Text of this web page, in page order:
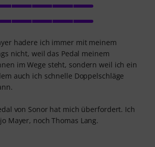
hadere ich immer mit meinem
nicht, weil das Pedal meinem
im Wege steht, sondern weil ich ein
auch ich schnelle Doppelschläge
von Sonor hat mich überfordert. Ich
Mayer, noch Thomas Lang.